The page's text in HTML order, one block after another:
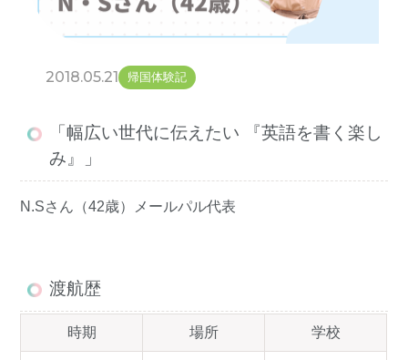
2018.05.21 帰国体験記
「幅広い世代に伝えたい 『英語を書く楽し
み』」
N.Sさん（42歳）メールパル代表
渡航歴
時期 場所 学校